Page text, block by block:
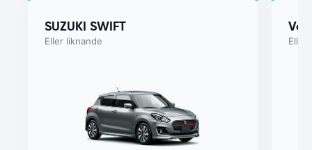
SUZUKI SWIFT
Eller liknande Eller